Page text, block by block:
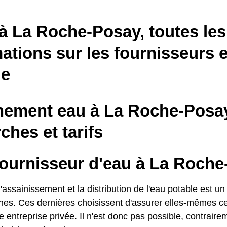
La Roche-Posay, toutes les
sur les fournisseurs
eau à La Roche-
et tarifs
d'eau à La
et la distribution de l'eau potable est
Ces dernières choisissent d'assurer elles-mêmes
entreprise privée. Il n'est donc pas possible,